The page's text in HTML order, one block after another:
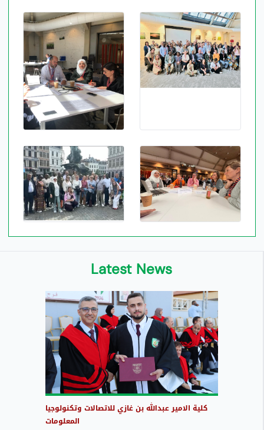
Latest News
كلية الامير عبدالله بن غازي للاتصالات وتكنولوجيا
المعلومات